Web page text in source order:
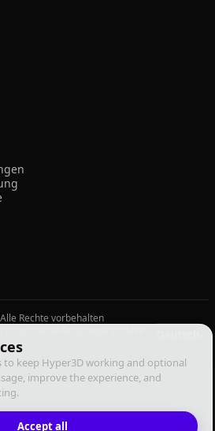
to keep Hyper3D working and optional
improve the experience, and
Accept all
Rechte vorbehalten